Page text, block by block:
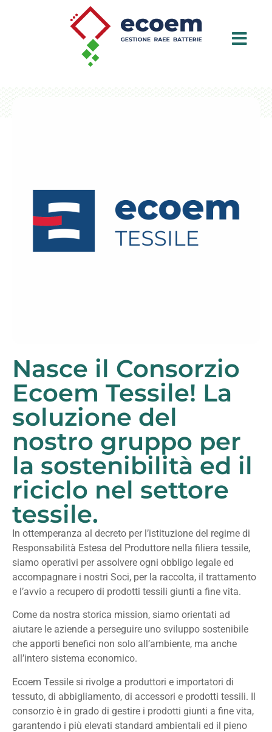
Nasce il Consorzio
Ecoem Tessile! La
soluzione del
nostro gruppo per
la sostenibilità ed il
riciclo nel settore
tessile.
In ottemperanza al decreto per l’istituzione del regime di
Responsabilità Estesa del Produttore nella filiera tessile,
siamo operativi per assolvere ogni obbligo legale ed
accompagnare i nostri Soci, per la raccolta, il trattamento
e l’avvio a recupero di prodotti tessili giunti a fine vita.
Come da nostra storica mission, siamo orientati ad
aiutare le aziende a perseguire uno sviluppo sostenibile
che apporti benefici non solo all’ambiente, ma anche
all’intero sistema economico.
Ecoem Tessile si rivolge a produttori e importatori di
tessuto, di abbigliamento, di accessori e prodotti tessili. Il
consorzio è in grado di gestire i prodotti giunti a fine vita,
garantendo i più elevati standard ambientali ed il pieno